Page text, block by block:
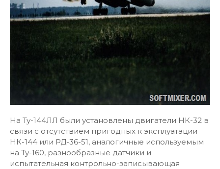
На Ту-144ЛЛ были установлены двигатели НК-32 в
связи с отсутствием пригодных к эксплуатации
НК-144 или РД-36-51, аналогичные используемым
на Ту-160, разнообразные датчики и
испытательная контрольно-записывающая